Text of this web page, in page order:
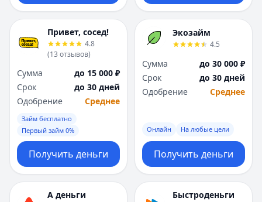
Привет, сосед!
4.8
(13 отзывов)
Сумма
до 15 000 ₽
Срок
до 30 дней
Одобрение
Среднее
Займ бесплатно
Первый займ 0%
Получить деньги
Экозайм
4.5
Сумма
до 30 000 ₽
Срок
до 30 дней
Одобрение
Среднее
Онлайн На любые цели
Получить деньги
А деньги Быстроденьги